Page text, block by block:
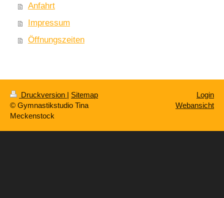
Anfahrt
Impressum
Öffnungszeiten
Druckversion | Sitemap
© Gymnastikstudio Tina
Meckenstock
Login
Webansicht